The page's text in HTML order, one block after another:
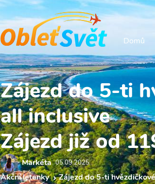
Domů
Zájezd do 5-ti
all inclusive
Zájezd již od
Markéta 05.09 2025
Akční letenky Zájezd do 5-ti